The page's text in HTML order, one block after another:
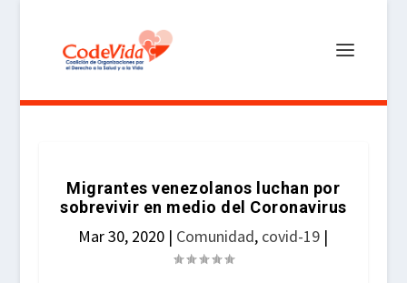
Migrantes venezolanos luchan por
sobrevivir en medio del Coronavirus
Mar 30, 2020 | Comunidad, covid-19 |